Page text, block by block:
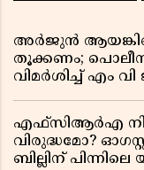
അർജുൻ
തൂക്കണം;
വിമർശിച്ച് എം
എഫ്സിആർഎ
വിരുദ്ധമോ?
ബില്ലിന്